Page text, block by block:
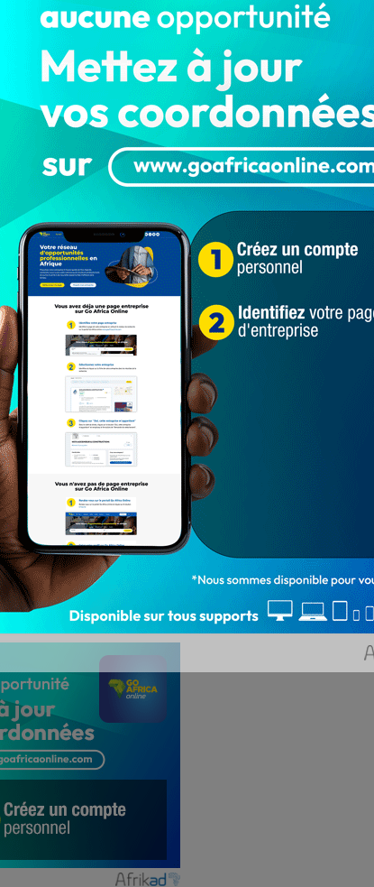
puisque les deux équipes ont renforcé leurs effectifs
de Segbena Kokou Frédéric, côté Victoire FC et
sera marqué en première période malgré les nettes
de Tabligbo vont trouver la faille dans la défense
goal d’Ahépé Soukapé Akoubo Yao à la 46e minute,
de la partie pour Victoire FC. Les changements
Le tenant du titre rate ainsi son entrée en